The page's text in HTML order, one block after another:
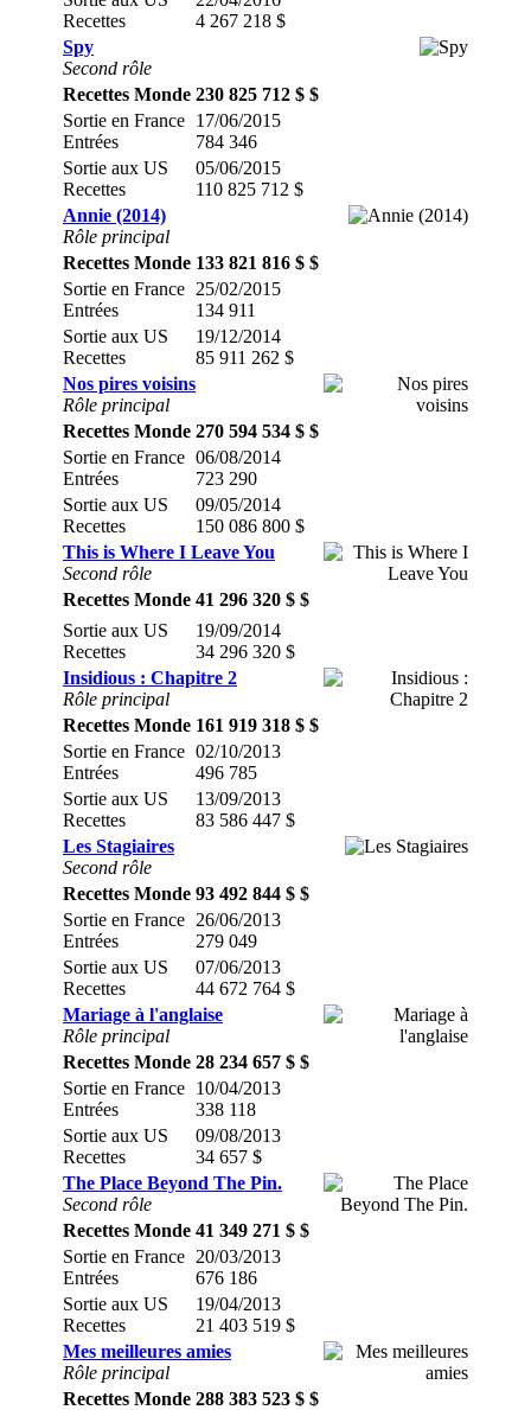
Recettes
4 267 218 $
Spy
Second rôle
Recettes Monde 230 825 712 $ $
Sortie en France
Entrées
17/06/2015
784 346
Sortie aux US
Recettes
05/06/2015
110 825 712 $
Annie (2014)
Rôle principal
Recettes Monde 133 821 816 $ $
Sortie en France
Entrées
25/02/2015
134 911
Sortie aux US
Recettes
19/12/2014
85 911 262 $
Nos pires voisins
Rôle principal
Recettes Monde 270 594 534 $ $
Sortie en France
Entrées
06/08/2014
723 290
Sortie aux US
Recettes
09/05/2014
150 086 800 $
This is Where I Leave You
Second rôle
Recettes Monde 41 296 320 $ $
Sortie aux US
Recettes
19/09/2014
34 296 320 $
Insidious : Chapitre 2
Rôle principal
Recettes Monde 161 919 318 $ $
Sortie en France
Entrées
02/10/2013
496 785
Sortie aux US
Recettes
13/09/2013
83 586 447 $
Les Stagiaires
Second rôle
Recettes Monde 93 492 844 $ $
Sortie en France
Entrées
26/06/2013
279 049
Sortie aux US
Recettes
07/06/2013
44 672 764 $
Mariage à l'anglaise
Rôle principal
Recettes Monde 28 234 657 $ $
Sortie en France
Entrées
10/04/2013
338 118
Sortie aux US
Recettes
09/08/2013
34 657 $
The Place Beyond The Pin.
Second rôle
Recettes Monde 41 349 271 $ $
Sortie en France
Entrées
20/03/2013
676 186
Sortie aux US
Recettes
19/04/2013
21 403 519 $
Mes meilleures amies
Rôle principal
Recettes Monde 288 383 523 $ $